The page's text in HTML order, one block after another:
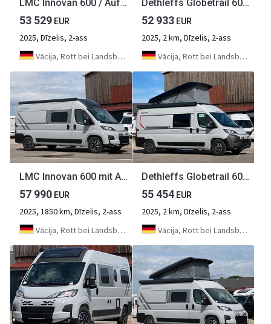
LMC Innovan 600 / Aufstelldach Fiat, Modell 25
53 529 EUR
2025, Dīzelis, 2-ass
Vācija, Rott bei Landsberg
Dethleffs Globetrail 600 DS *2025*Automatik,Aufstelldach
52 933 EUR
2025, 2 km, Dīzelis, 2-ass
Vācija, Rott bei Landsberg
LMC Innovan 600 mit Automatik, Dieselheizung
57 990 EUR
2025, 1850 km, Dīzelis, 2-ass
Vācija, Rott bei Landsberg
Dethleffs Globetrail 600 DS *2025*Automatik,Aufstelldach
55 454 EUR
2025, 2 km, Dīzelis, 2-ass
Vācija, Rott bei Landsberg